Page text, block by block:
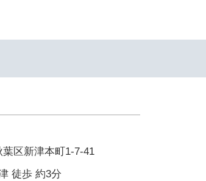
区新津本町1-7-41
徒歩 約3分